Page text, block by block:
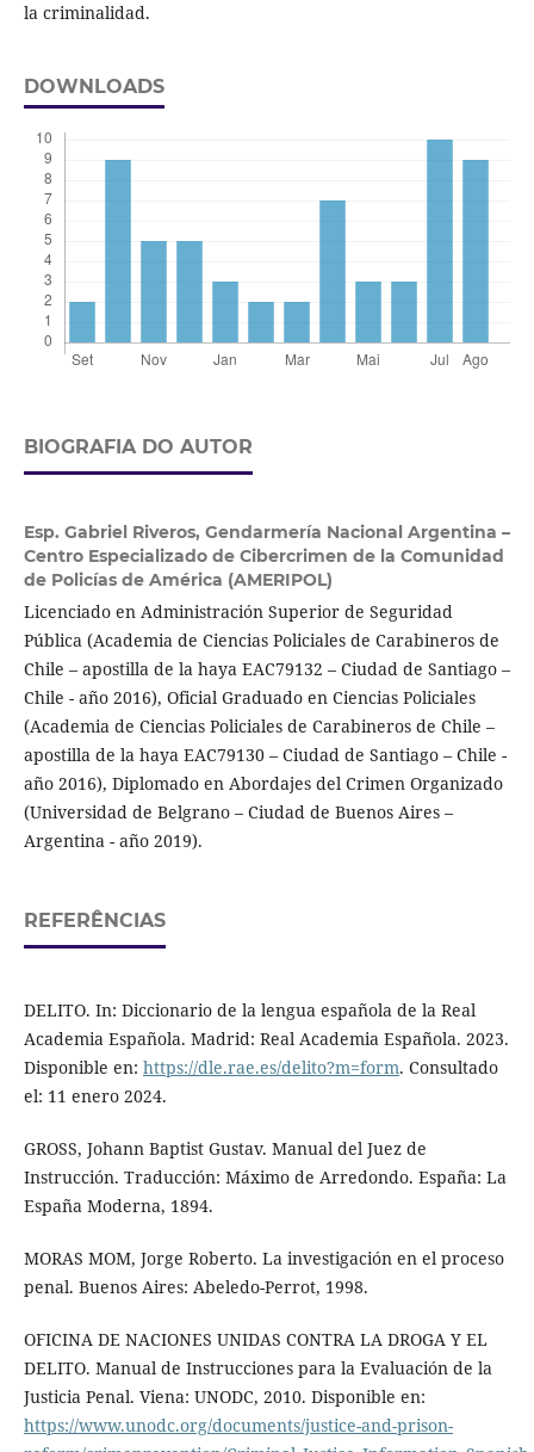
la criminalidad.
DOWNLOADS
BIOGRAFIA DO AUTOR
Esp. Gabriel Riveros, Gendarmería Nacional Argentina –
Centro Especializado de Cibercrimen de la Comunidad
de Policías de América (AMERIPOL)
Licenciado en Administración Superior de Seguridad
Pública (Academia de Ciencias Policiales de Carabineros de
Chile – apostilla de la haya EAC79132 – Ciudad de Santiago –
Chile - año 2016), Oficial Graduado en Ciencias Policiales
(Academia de Ciencias Policiales de Carabineros de Chile –
apostilla de la haya EAC79130 – Ciudad de Santiago – Chile -
año 2016), Diplomado en Abordajes del Crimen Organizado
(Universidad de Belgrano – Ciudad de Buenos Aires –
Argentina - año 2019).
REFERÊNCIAS
DELITO. In: Diccionario de la lengua española de la Real
Academia Española. Madrid: Real Academia Española. 2023.
Disponible en: https://dle.rae.es/delito?m=form. Consultado
el: 11 enero 2024.
GROSS, Johann Baptist Gustav. Manual del Juez de
Instrucción. Traducción: Máximo de Arredondo. España: La
España Moderna, 1894.
MORAS MOM, Jorge Roberto. La investigación en el proceso
penal. Buenos Aires: Abeledo-Perrot, 1998.
OFICINA DE NACIONES UNIDAS CONTRA LA DROGA Y EL
DELITO. Manual de Instrucciones para la Evaluación de la
Justicia Penal. Viena: UNODC, 2010. Disponible en:
https://www.unodc.org/documents/justice-and-prison-